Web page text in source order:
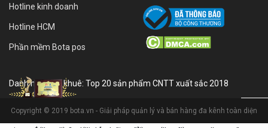
Hotline kinh doanh
Hotline HCM
Phần mềm Bota pos
Danh hiệu sao khuê: Top 20 sản phẩm CNTT xuất sắc 2018
Copyright © 2019 bota.vn - Giải pháp quản lý và bán hàng đa kênh toàn diện